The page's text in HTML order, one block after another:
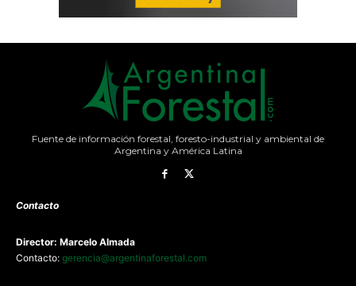
Fuente de información forestal, foresto-industrial y ambiental de
Argentina y América Latina
Contacto
Director: Marcelo Almada
Contacto: gerencia@argentinaforestal.com